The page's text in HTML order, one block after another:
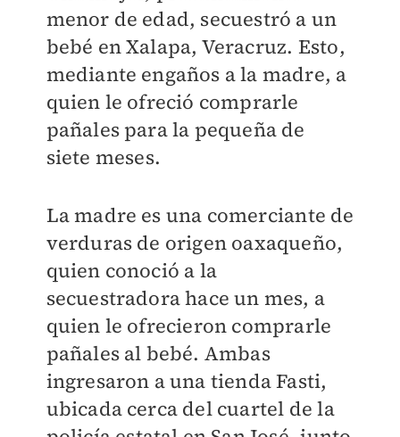
menor de edad, secuestró a un
bebé en Xalapa, Veracruz. Esto,
mediante engaños a la madre, a
quien le ofreció comprarle
pañales para la pequeña de
siete meses.
La madre es una comerciante de
verduras de origen oaxaqueño,
quien conoció a la
secuestradora hace un mes, a
quien le ofrecieron comprarle
pañales al bebé. Ambas
ingresaron a una tienda Fasti,
ubicada cerca del cuartel de la